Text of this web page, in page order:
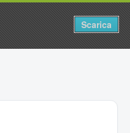
Scarica